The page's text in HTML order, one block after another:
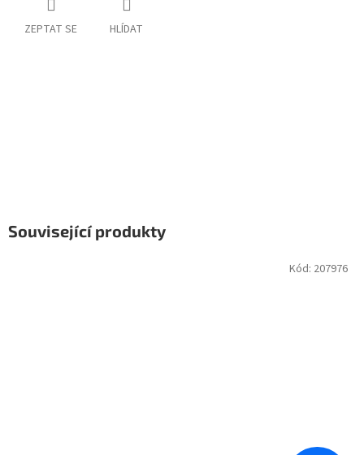
ZEPTAT SE HLÍDAT
Související produkty
Kód: 207976